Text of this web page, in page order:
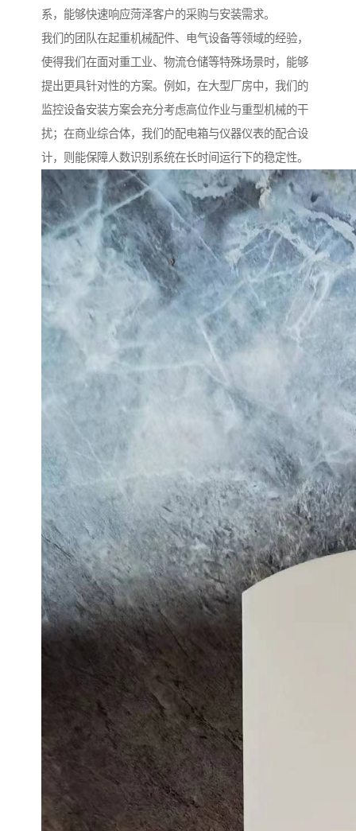
系，能够快速响应菏泽客户的采购与安装需求。
我们的团队在起重机械配件、电气设备等领域的经验，
使得我们在面对重工业、物流仓储等特殊场景时，能够
提出更具针对性的方案。例如，在大型厂房中，我们的
监控设备安装方案会充分考虑高位作业与重型机械的干
扰；在商业综合体，我们的配电箱与仪器仪表的配合设
计，则能保障人数识别系统在长时间运行下的稳定性。